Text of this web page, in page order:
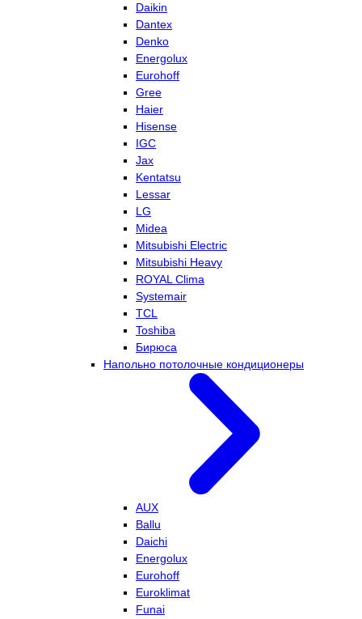
Daikin
Dantex
Denko
Energolux
Eurohoff
Gree
Haier
Hisense
IGC
Jax
Kentatsu
Lessar
LG
Midea
Mitsubishi Electric
Mitsubishi Heavy
ROYAL Clima
Systemair
TCL
Toshiba
Бирюса
Напольно потолочные кондиционеры
AUX
Ballu
Daichi
Energolux
Eurohoff
Euroklimat
Funai